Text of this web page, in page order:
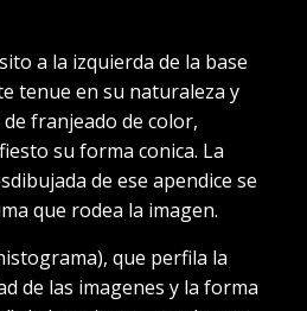
a la izquierda de la base
tenue en su naturaleza y
franjeado de color,
su forma conica. La
de ese apendice se
que rodea la imagen.
que perfila la
de las imagenes y la forma